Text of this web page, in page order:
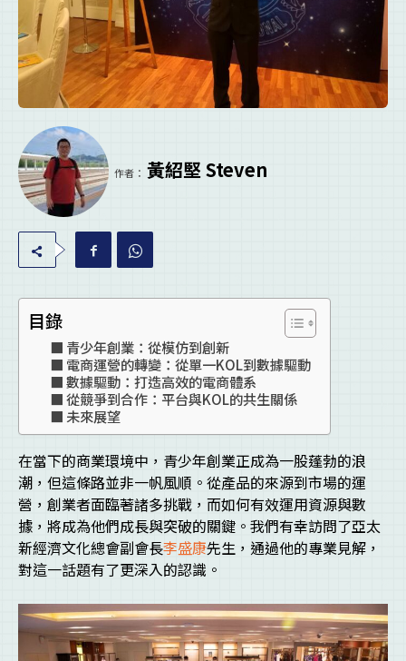
作者： 黃紹堅 Steven
目錄
青少年創業：從模仿到創新
電商運營的轉變：從單一KOL到數據驅動
數據驅動：打造高效的電商體系
從競爭到合作：平台與KOL的共生關係
未來展望
在當下的商業環境中，青少年創業正成為一股蓬勃的浪
潮，但這條路並非一帆風順。從產品的來源到市場的運
營，創業者面臨著諸多挑戰，而如何有效運用資源與數
據，將成為他們成長與突破的關鍵。我們有幸訪問了亞太
新經濟文化總會副會長李盛康先生，通過他的專業見解，
對這一話題有了更深入的認識。